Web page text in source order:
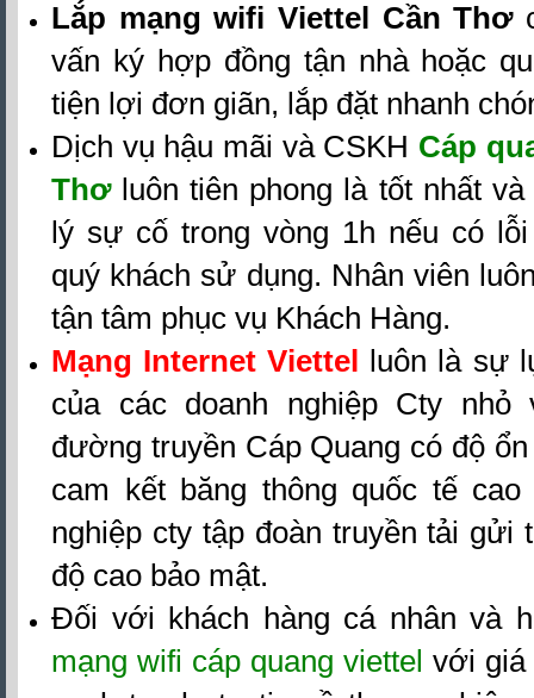
Lắp mạng wifi Viettel Cần Thơ
vấn ký hợp đồng tận nhà hoặc
tiện lợi đơn giãn, lắp đặt nhanh
Dịch vụ hậu mãi và CSKH Cáp
Thơluôn tiên phong là tốt nhất và
lý sự cố trong vòng 1h nếu có
quý khách sử dụng. Nhân viên
tận tâm phục vụ Khách Hàng.
Mạng Internet Viettel
luôn là sự
của các doanh nghiệp Cty
đường truyền Cáp Quang có độ
cam kết băng thông quốc tế cao
nghiệp cty tập đoàn truyền tải gửi
độ cao bảo mật.
Đối với khách hàng cá nhân và
mạng wifi cáp quang viettel với giá